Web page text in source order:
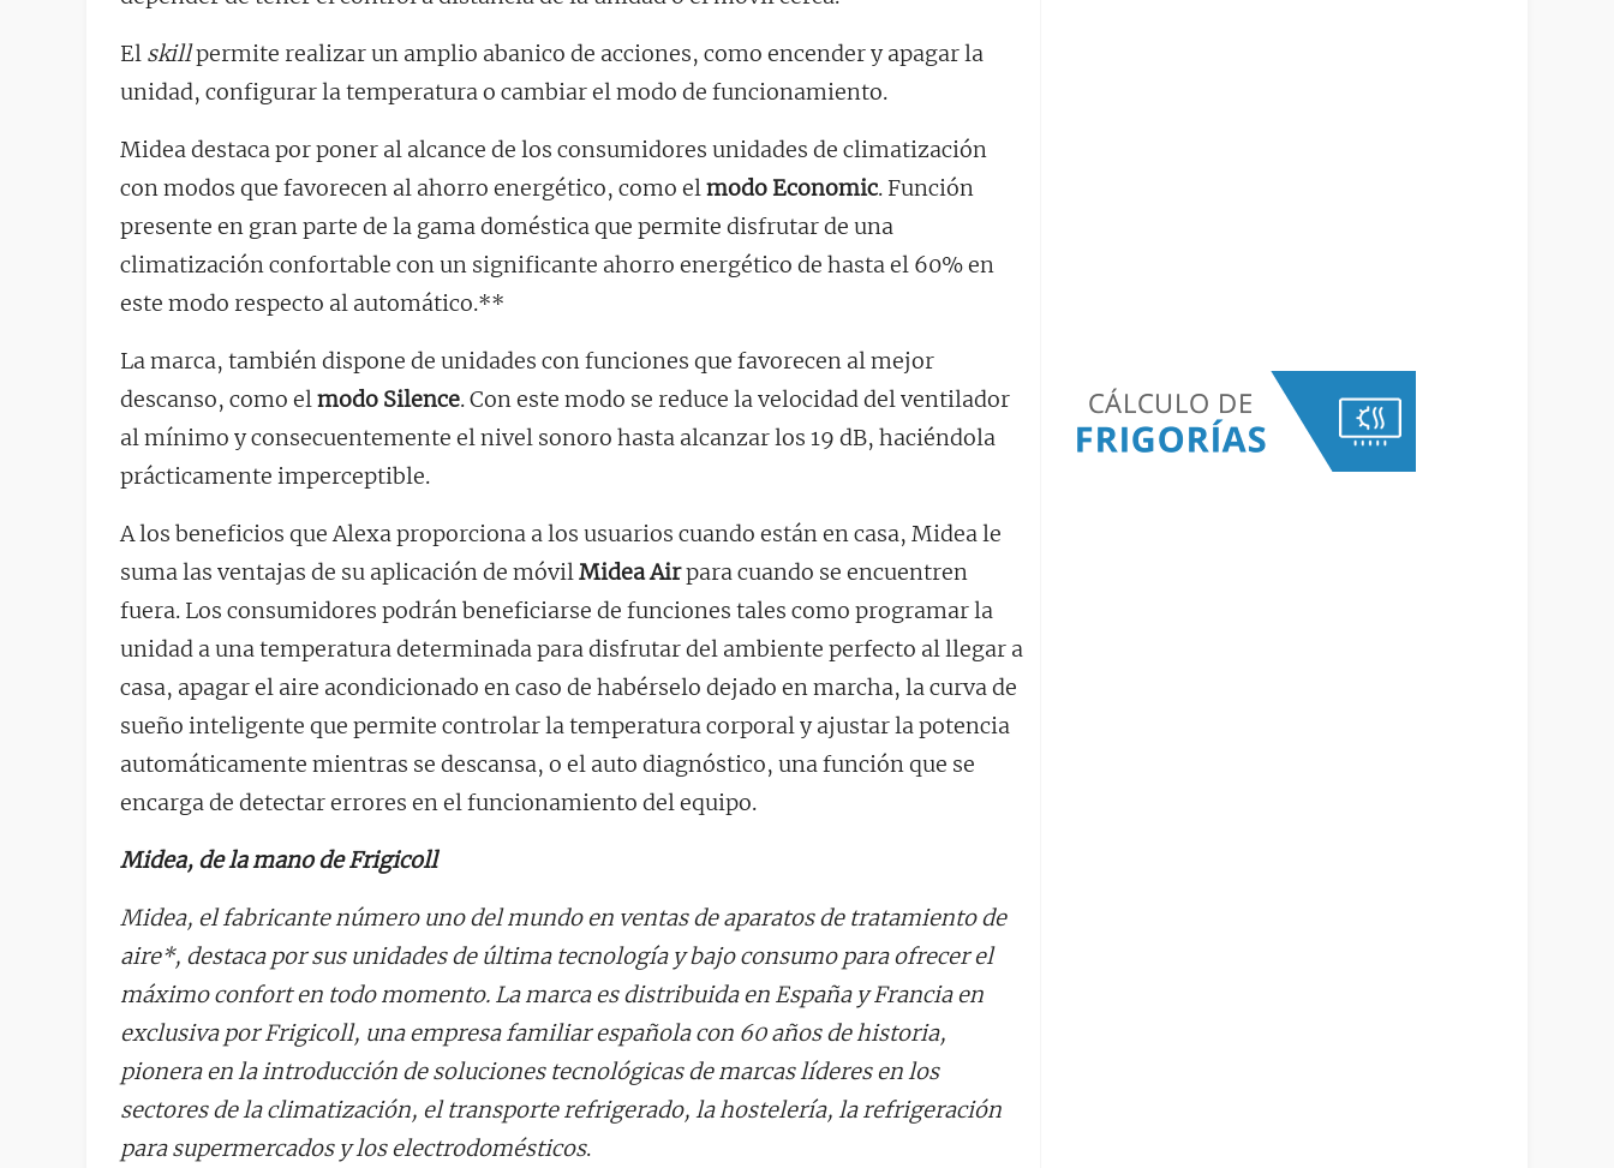
El skillpermite realizar un amplio abanico de acciones, como encender y apagar la
unidad, configurar la temperatura o cambiar el modo de funcionamiento.
Midea destaca por poner al alcance de los consumidores unidades de climatización
con modos que favorecen al ahorro energético, como elmodo Economic. Función
presente en gran parte de la gama doméstica que permite disfrutar de una
climatización confortable con un significante ahorro energético de hasta el 60% en
este modo respecto al automático.**
La marca, también dispone de unidades con funciones que favorecen al mejor
descanso, como elmodo Silence. Con este modo se reduce la velocidad del ventilador
al mínimo y consecuentemente el nivel sonoro hasta alcanzar los 19 dB, haciéndola
prácticamente imperceptible.
A los beneficios que Alexa proporciona a los usuarios cuando están en casa, Midea le
suma las ventajas de su aplicación de móvilMidea Airpara cuando se encuentren
fuera. Los consumidores podrán beneficiarse de funciones tales como programar la
unidad a una temperatura determinada para disfrutar del ambiente perfecto al llegar a
casa, apagar el aire acondicionado en caso de habérselo dejado en marcha, la curva de
sueño inteligente que permite controlar la temperatura corporal y ajustar la potencia
automáticamente mientras se descansa, o el auto diagnóstico, una función que se
encarga de detectar errores en el funcionamiento del equipo.
Midea, de la mano de Frigicoll
Midea, el fabricante número uno del mundo en ventas de aparatos de tratamiento de
aire*, destaca por sus unidades de última tecnología y bajo consumo para ofrecer el
máximo confort en todo momento. La marca es distribuida en España y Francia en
exclusiva por Frigicoll, una empresa familiar española con 60 años de historia,
pionera en la introducción de soluciones tecnológicas de marcas líderes en los
sectores de la climatización, el transporte refrigerado, la hostelería, la refrigeración
para supermercados y los electrodomésticos.